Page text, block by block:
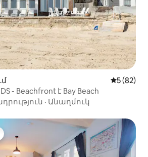
Միջին
5 (82)
- Beachfront է Bay Beach
· Անաղմուկ